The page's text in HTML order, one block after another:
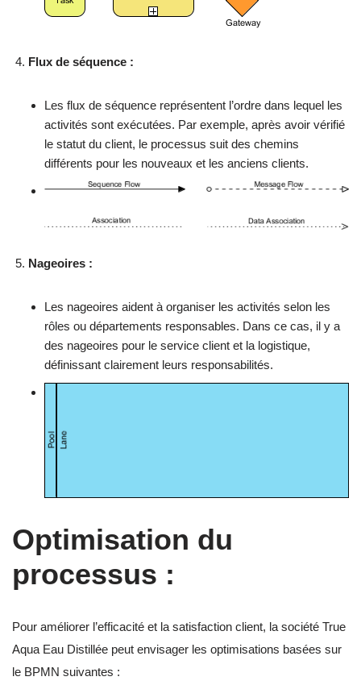
Flux de séquence :
Les flux de séquence représentent l’ordre dans lequel les
activités sont exécutées. Par exemple, après avoir vérifié
le statut du client, le processus suit des chemins
différents pour les nouveaux et les anciens clients.
Nageoires :
Les nageoires aident à organiser les activités selon les
rôles ou départements responsables. Dans ce cas, il y a
des nageoires pour le service client et la logistique,
définissant clairement leurs responsabilités.
Optimisation du
processus :
Pour améliorer l’efficacité et la satisfaction client, la société True
Aqua Eau Distillée peut envisager les optimisations basées sur
le BPMN suivantes :